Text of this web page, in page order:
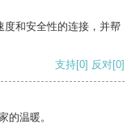
度和安全性的连接，并帮
支持[0] 反对[0]
的温暖。